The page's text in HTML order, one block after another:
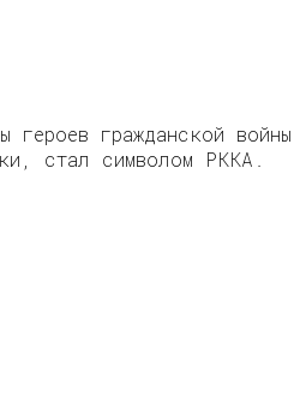
героев гражданской
стал символом РККА.